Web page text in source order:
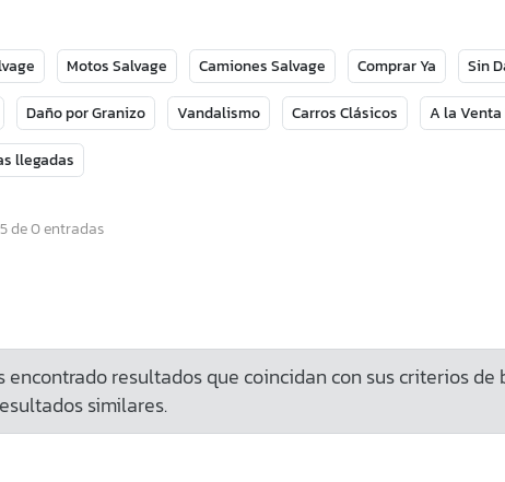
Motos Salvage Camiones Salvage Comprar Ya Sin
Daño por Granizo Vandalismo Carros Clásicos A la Venta
llegadas
de 0 entradas
encontrado resultados que coincidan con sus criterios
similares.